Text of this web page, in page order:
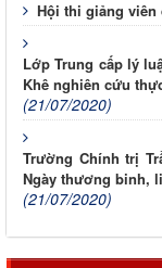
Hội thi giảng viên
Lớp Trung cấp lý
Khê nghiên cứu
(21/07/2020)
Trường Chính trị
Ngày thương binh,
(21/07/2020)